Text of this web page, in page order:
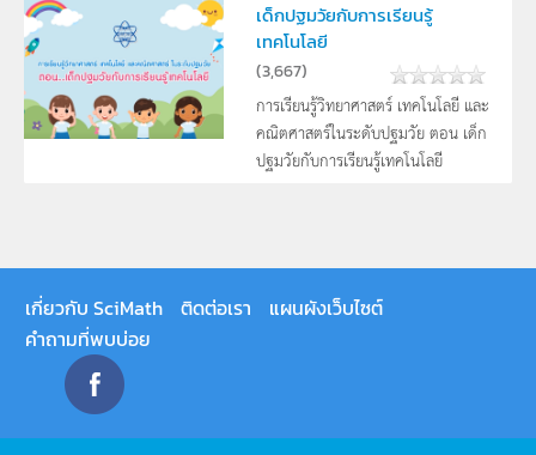
เด็กปฐมวัยกับการเรียนรู้
เทคโนโลยี
(3,667)
การเรียนรู้วิทยาศาสตร์ เทคโนโลยี และ
คณิตศาสตร์ในระดับปฐมวัย ตอน เด็ก
ปฐมวัยกับการเรียนรู้เทคโนโลยี
เกี่ยวกับ SciMath ติดต่อเรา
แผนผังเว็บไซต์
คำถามที่พบบ่อย